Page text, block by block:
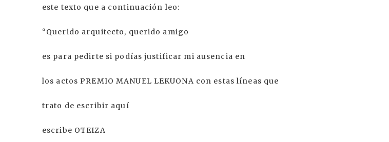
este texto que a continuación leo:
“Querido arquitecto, querido amigo
es para pedirte si podías justificar mi ausencia en
los actos PREMIO MANUEL LEKUONA con estas líneas que
trato de escribir aquí
escribe OTEIZA